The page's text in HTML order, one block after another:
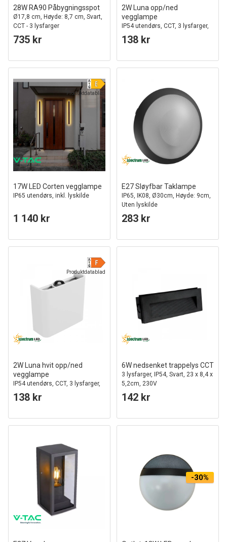
28W RA90 Påbygningsspot
Ø17,8 cm, Høyde: 8,7 cm, Svart,
CCT - 3 lysfarger
735 kr
2W Luna opp/ned
vegglampe
IP54 utendørs, CCT, 3 lysfarger,
sort, inkl. lyskilde
138 kr
Produktdatablad
17W LED Corten vegglampe
IP65 utendørs, inkl. lyskilde
1 140 kr
E27 Sløyfbar Taklampe
IP65, IK08, Ø30cm, Høyde: 9cm,
Uten lyskilde
283 kr
Produktdatablad
2W Luna hvit opp/ned
vegglampe
IP54 utendørs, CCT, 3 lysfarger,
inkl. lyskilde
138 kr
6W nedsenket trappelys CCT
3 lysfarger, IP54, Svart, 23 x 8,4 x
5,2cm, 230V
142 kr
-30%